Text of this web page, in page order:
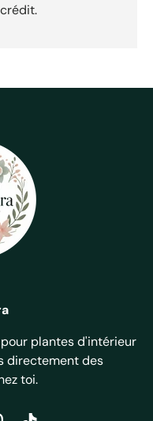
plantes d'intérieur
directement des
toi.